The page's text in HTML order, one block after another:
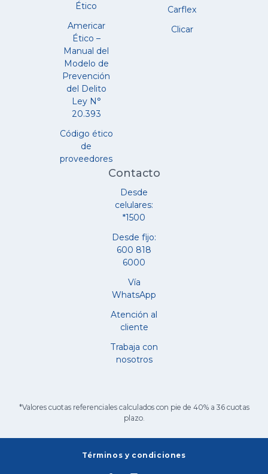
Ético
Americar
Ético –
Manual del
Modelo de
Prevención
del Delito
Ley N°
20.393
Código ético
de
proveedores
Carflex
Clicar
Contacto
Desde
celulares:
*1500
Desde fijo:
600 818
6000
Vía
WhatsApp
Atención al
cliente
Trabaja con
nosotros
*Valores cuotas referenciales calculados con pie de 40% a 36 cuotas
plazo.
Términos y condiciones